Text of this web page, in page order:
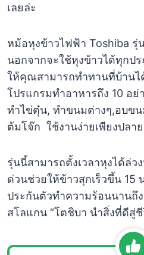
เลยล่ะ
หม้อหุงข้าวไฟฟ้า Toshiba รุ่
นอกจากจะใช้หุงข้าวได้ทุกปร
ให้คุณสามารถทำทานที่บ้านไ
โปรแกรมทำอาหารถึง 10 อย่
ทำไข่ตุ๋น, ทำขนมต่างๆ,อบข
ต้มโจ๊ก ใช้งานง่ายเพียงปลา
รุ่นนี้สามารถตั้งเวลาหุงได้ล่ว
ด่วนช่วยให้ข้าวสุกเร็วขึ้น 15
ประกันตัวทำความร้อนนานถึ
สโลแกน “โตชิบา นำสิ่งที่ดีสู่ชี